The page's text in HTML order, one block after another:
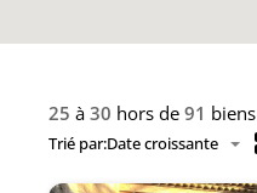
25 à 30 hors de 91 biens
Trié par:Date croissante